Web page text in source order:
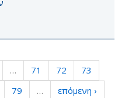
… 71 72
73
79 …
επόμενη ›